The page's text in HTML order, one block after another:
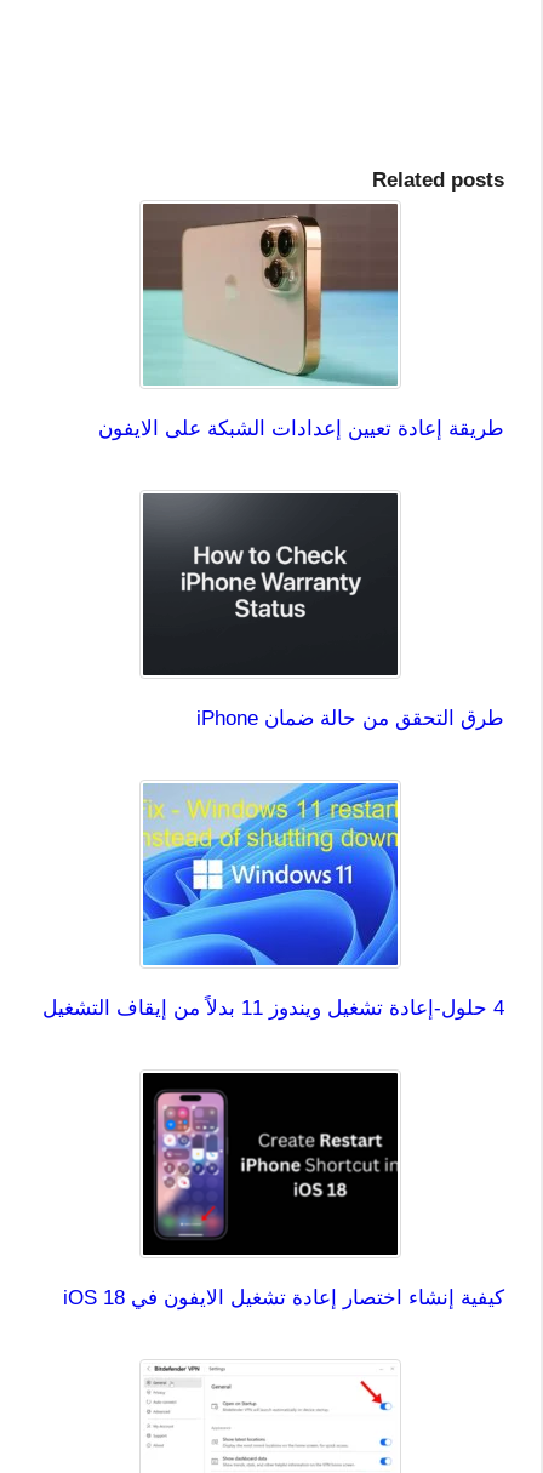
Related posts
طريقة إعادة تعيين إعدادات الشبكة على الايفون
طرق التحقق من حالة ضمان iPhone
4 حلول-إعادة تشغيل ويندوز 11 بدلاً من إيقاف التشغيل
كيفية إنشاء اختصار إعادة تشغيل الايفون في iOS 18